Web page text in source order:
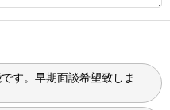
す。早期面談希望致しま